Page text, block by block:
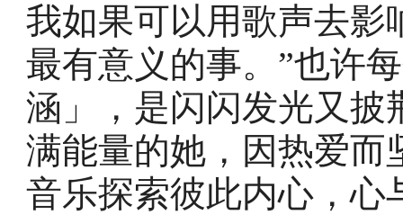
我如果可以用歌声去影
最有意义的事。”也许
涵」，是闪闪发光又披
满能量的她，因热爱而
音乐探索彼此内心，心